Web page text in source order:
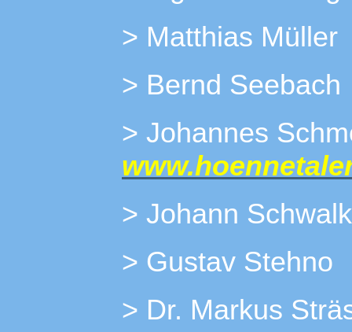
> Matthias Müller
> Bernd Seebach
>
> Johann
> Gustav Stehno
> Dr. Markus